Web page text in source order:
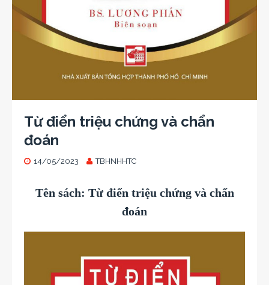
Từ điển triệu chứng và chẩn
đoán
14/05/2023 TBHNHHTC
Tên sách: Từ điển triệu chứng và chẩn
đoán